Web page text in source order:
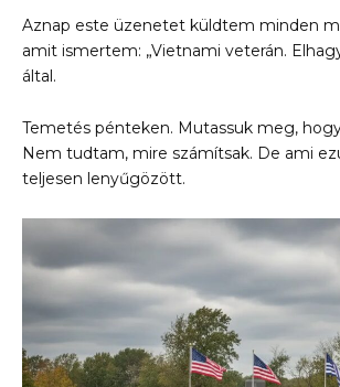
Aznap este üzenetet küldtem minden
amit ismertem: „Vietnami veterán.
által.
Temetés pénteken. Mutassuk meg,
Nem tudtam, mire számítsak. De ami
teljesen lenyűgözött.